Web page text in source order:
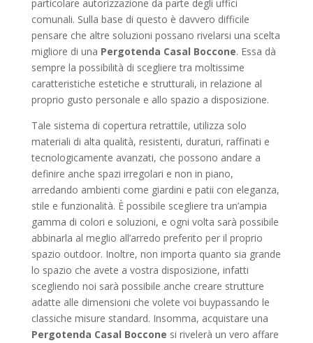
particolare autorizzazione da parte degli uffici
comunali. Sulla base di questo è davvero difficile
pensare che altre soluzioni possano rivelarsi una scelta
migliore di una Pergotenda Casal Boccone. Essa dà
sempre la possibilità di scegliere tra moltissime
caratteristiche estetiche e strutturali, in relazione al
proprio gusto personale e allo spazio a disposizione.
Tale sistema di copertura retrattile, utilizza solo
materiali di alta qualità, resistenti, duraturi, raffinati e
tecnologicamente avanzati, che possono andare a
definire anche spazi irregolari e non in piano,
arredando ambienti come giardini e patii con eleganza,
stile e funzionalità. È possibile scegliere tra un’ampia
gamma di colori e soluzioni, e ogni volta sarà possibile
abbinarla al meglio all’arredo preferito per il proprio
spazio outdoor. Inoltre, non importa quanto sia grande
lo spazio che avete a vostra disposizione, infatti
scegliendo noi sarà possibile anche creare strutture
adatte alle dimensioni che volete voi buypassando le
classiche misure standard. Insomma, acquistare una
Pergotenda Casal Boccone si rivelerà un vero affare